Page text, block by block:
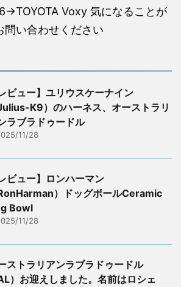
Voxy 気になることが
問い合わせください
レビュー】ユリウスケーナイン
Julius-K9）のハーネス、オーストラリ
ラブラドゥードル
11/28
レビュー】ロンハーマン
RonHarman）ドッグボールCeramic
Bowl
11/28
ストラリアンラブラドゥードル
AL）お迎えしました。名前はロシェ